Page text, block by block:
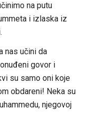
na putu
i izlaska iz
nas učini da
govor i
su samo oni koje
obdareni! Neka su
njegovoj